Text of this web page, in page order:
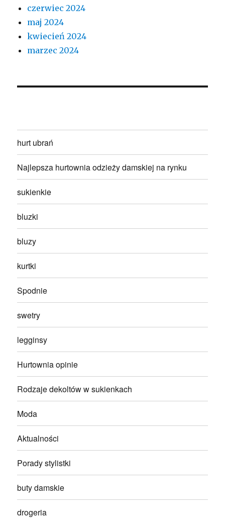
czerwiec 2024
maj 2024
kwiecień 2024
marzec 2024
hurt ubrań
Najlepsza hurtownia odzieży damskiej na rynku
sukienkie
bluzki
bluzy
kurtki
Spodnie
swetry
legginsy
Hurtownia opinie
Rodzaje dekoltów w sukienkach
Moda
Aktualności
Porady stylistki
buty damskie
drogeria